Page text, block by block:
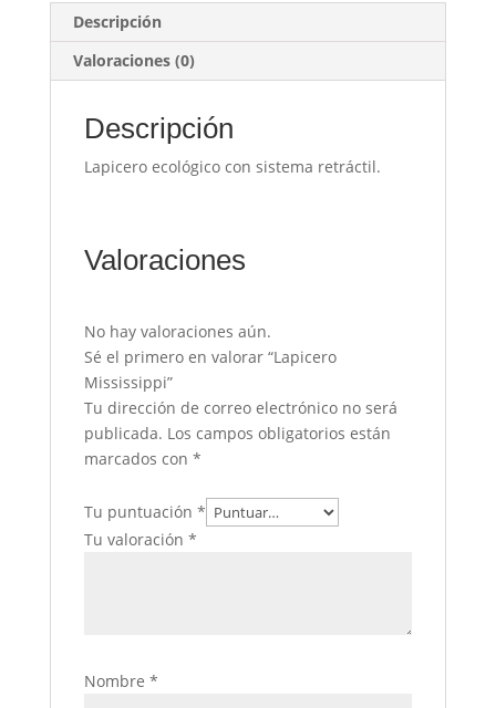
Descripción
Valoraciones (0)
Descripción
Lapicero ecológico con sistema retráctil.
Valoraciones
No hay valoraciones aún.
Sé el primero en valorar “Lapicero
Mississippi”
Tu dirección de correo electrónico no será
publicada. Los campos obligatorios están
marcados con *
Tu puntuación *
Tu valoración *
Nombre *